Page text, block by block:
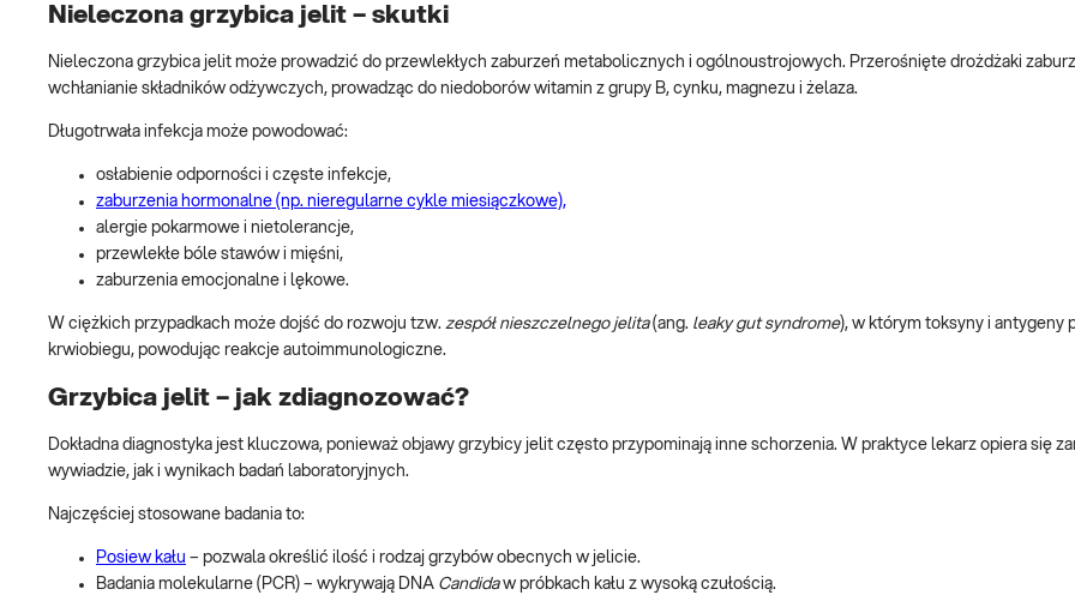
Nieleczona grzybica jelit – skutki
Nieleczona grzybica jelit może prowadzić do przewlekłych zaburzeń metabolicznych i ogólnoustrojowych. Przerośnięte drożdżaki
wchłanianie składników odżywczych, prowadząc do niedoborów witamin z grupy B, cynku, magnezu i żelaza.
Długotrwała infekcja może powodować:
osłabienie odporności i częste infekcje,
zaburzenia hormonalne (np. nieregularne cykle miesiączkowe),
alergie pokarmowe i nietolerancje,
przewlekłe bóle stawów i mięśni,
zaburzenia emocjonalne i lękowe.
W ciężkich przypadkach może dojść do rozwoju tzw. zespół nieszczelnego jelita(ang. leaky gut syndrome), w którym toksyny i antygeny
krwiobiegu, powodując reakcje autoimmunologiczne.
Grzybica jelit – jak zdiagnozować?
Dokładna diagnostyka jest kluczowa, ponieważ objawy grzybicy jelit często przypominają inne schorzenia. W praktyce lekarz opiera się
wywiadzie, jak i wynikach badań laboratoryjnych.
Najczęściej stosowane badania to:
Posiew kału – pozwala określić ilość i rodzaj grzybów obecnych w jelicie.
Badania molekularne (PCR) – wykrywają DNA Candidaw próbkach kału z wysoką czułością.